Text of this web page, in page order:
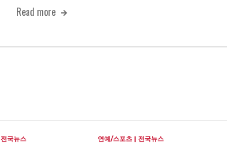
Read more
전국뉴스 연예/스포츠 전국뉴스